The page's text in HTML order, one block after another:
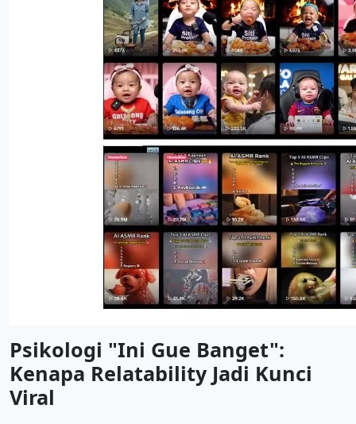
Psikologi "Ini Gue Banget":
Kenapa Relatability Jadi Kunci
Viral